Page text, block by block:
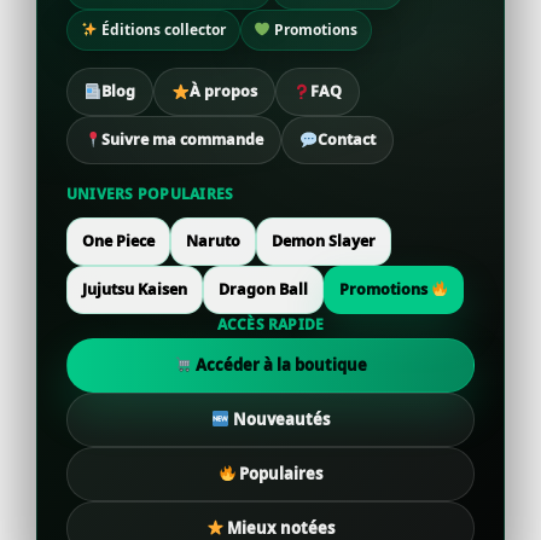
Éditions collector
Promotions
Blog À propos FAQ
Suivre ma commande Contact
UNIVERS POPULAIRES
One Piece Naruto Demon Slayer
Jujutsu Kaisen Dragon Ball
Promotions
ACCÈS RAPIDE
Accéder à la boutique
Nouveautés
Populaires
Mieux notées